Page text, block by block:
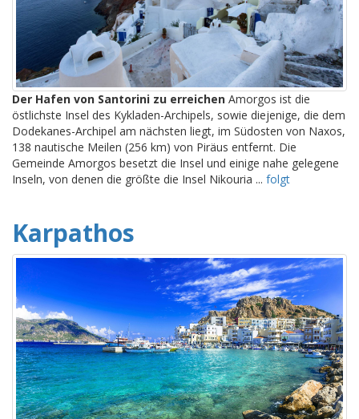
Der Hafen von Santorini zu erreichen Amorgos ist die
östlichste Insel des Kykladen-Archipels, sowie diejenige, die dem
Dodekanes-Archipel am nächsten liegt, im Südosten von Naxos,
138 nautische Meilen (256 km) von Piräus entfernt. Die
Gemeinde Amorgos besetzt die Insel und einige nahe gelegene
Inseln, von denen die größte die Insel Nikouria ... folgt
Karpathos